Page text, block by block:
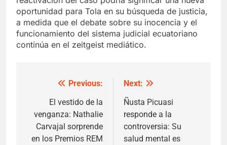
oportunidad para Tola en su búsqueda de justicia,
a medida que el debate sobre su inocencia y el
funcionamiento del sistema judicial ecuatoriano
continúa en el zeitgeist mediático.
navigation
Previous:
El vestido de la
venganza: Nathalie
Carvajal sorprende
en los Premios REM
Next:
Ñusta Picuasi
responde a la
controversia: Su
salud mental es